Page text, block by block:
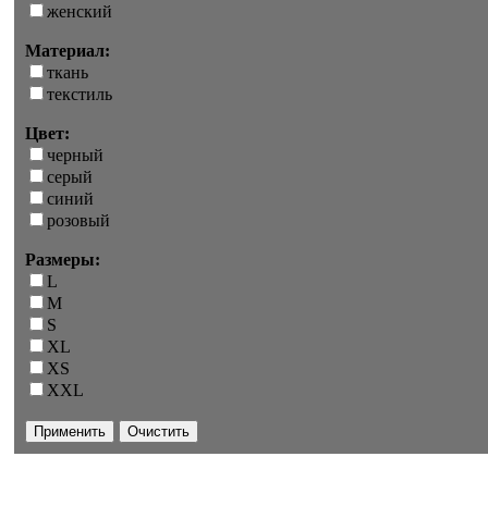
женский
Материал:
ткань
текстиль
Цвет:
черный
серый
синий
розовый
Размеры:
L
M
S
XL
XS
XXL